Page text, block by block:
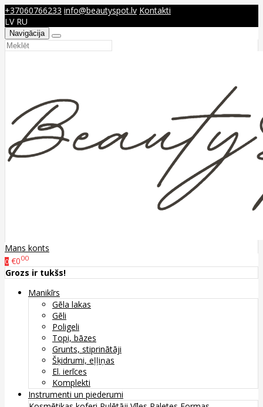
+37060766233 info@beautyspot.lv Kontakti
LV RU
Navigācija
Mans konts
0 €000
Grozs ir tukšs!
Manikīrs
Gēla lakas
Gēli
Poligeli
Topi, bāzes
Grunts, stiprinātāji
Šķidrumi, eļļiņas
El. ierīces
Komplekti
Instrumenti un piederumi